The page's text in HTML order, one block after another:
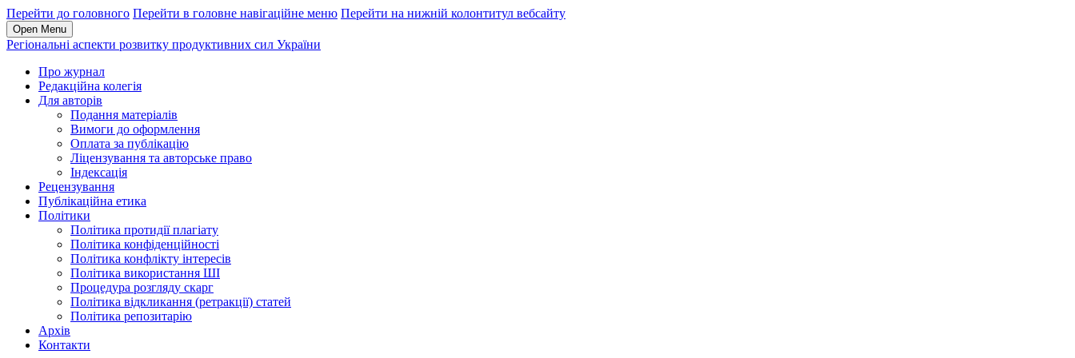
Перейти до головного Перейти в головне навігаційне меню Перейти на нижній колонтитул вебсайту
Open Menu
Регіональні аспекти розвитку продуктивних сил України
Про журнал
Редакційна колегія
Для авторів
Подання матеріалів
Вимоги до оформлення
Оплата за публікацію
Ліцензування та авторське право
Індексація
Рецензування
Публікаційна етика
Політики
Політика протидії плагіату
Політика конфіденційності
Політика конфлікту інтересів
Політика використання ШІ
Процедура розгляду скарг
Політика відкликання (ретракції) статей
Політика репозитарію
Архів
Контакти